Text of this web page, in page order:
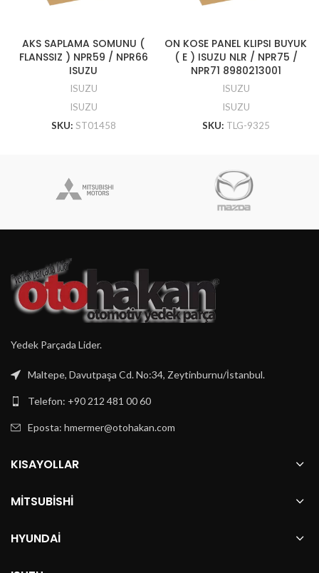
AKS SAPLAMA SOMUNU (
FLANSSIZ ) NPR59 / NPR66
ISUZU
ISUZU
ISUZU
SKU: ST01458
ON KOSE PANEL KLIPSI BUYUK
( E ) ISUZU NLR / NPR75 /
NPR71 8980213001
ISUZU
ISUZU
SKU: TLG-9325
Yedek Parçada Lider.
Maltepe, Davutpaşa Cd. No:34, Zeytinburnu/İstanbul.
Telefon: +90 212 481 00 60
Eposta: hmermer@otohakan.com
KISAYOLLAR
MITSUBISHI
HYUNDAI